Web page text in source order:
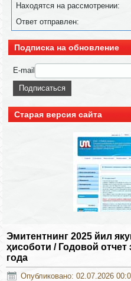
Находятся на рассмотрении:
Ответ отправлен:
Подписка на обновление
E-mail
Старая версия сайта
Эмитентнинг 2025 йил
ҳисоботи / Годовой
года
Опубликовано: 02.07.2026